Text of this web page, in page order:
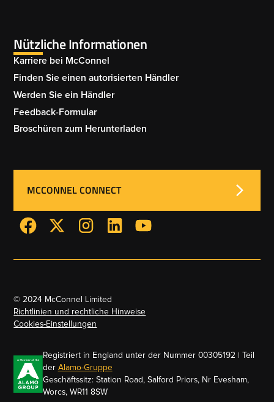
Nützliche Informationen
Karriere bei McConnel
Finden Sie einen autorisierten Händler
Werden Sie ein Händler
Feedback-Formular
Broschüren zum Herunterladen
MCCONNEL CONNECT
© 2024 McConnel Limited
Richtlinien und rechtliche Hinweise
Cookies-Einstellungen
Registriert in England unter der Nummer 00305192 | Teil
der Alamo-Gruppe
Geschäftssitz: Station Road, Salford Priors, Nr Evesham,
Worcs, WR11 8SW